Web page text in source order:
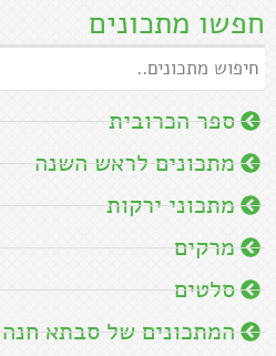
חפשו מתכונים
ספר הכרובית
מתכונים לראש השנה
מתכוני ירקות
מרקים
סלטים
המתכונים של סבתא חנה